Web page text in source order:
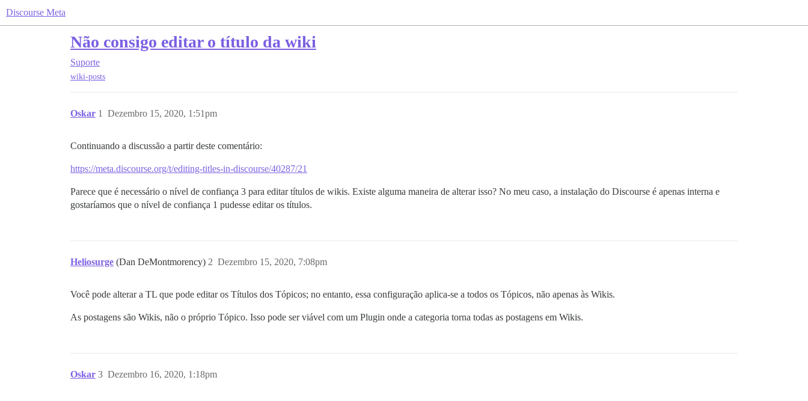
Discourse Meta
Não consigo editar o título da wiki
Suporte
wiki-posts
Oskar Dezembro 15, 2020, 1:51pm
1
Continuando a discussão a partir deste comentário:
https://meta.discourse.org/t/editing-titles-in-discourse/40287/21
Parece que é necessário o nível de confiança 3 para editar títulos de wikis. Existe alguma maneira de alterar isso? No meu caso, a instalação do Discourse é apenas interna e
gostaríamos que o nível de confiança 1 pudesse editar os títulos.
Heliosurge (Dan DeMontmorency) Dezembro 15, 2020, 7:08pm
2
Você pode alterar a TL que pode editar os Títulos dos Tópicos; no entanto, essa configuração aplica-se a todos os Tópicos, não apenas às Wikis.
As postagens são Wikis, não o próprio Tópico. Isso pode ser viável com um Plugin onde a categoria torna todas as postagens em Wikis.
Oskar Dezembro 16, 2020, 1:18pm
3